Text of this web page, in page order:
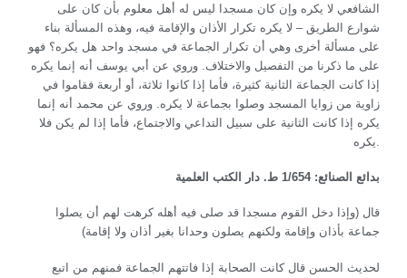
الشافعي لا يكره وإن كان مسجدا ليس له أهل معلوم بأن كان على
شوارع الطريق – لا يكره تكرار الأذان والإقامة فيه، وهذه المسألة بناء
على مسألة أخرى وهي أن تكرار الجماعة في مسجد واحد هل يكره؟ فهو
على ما ذكرنا من التفصيل والاختلاف. وروي عن أبي يوسف أنه إنما يكره
إذا كانت الجماعة الثانية كثيرة، فأما إذا كانوا ثلاثة، أو أربعة فقاموا في
زاوية من زوايا المسجد وصلوا بجماعة لا يكره. وروي عن محمد أنه إنما
يكره إذا كانت الثانية على سبيل التداعي والاجتماع، فأما إذا لم يكن فلا
بدائع الصنائع: 1/654 ط. دار الكتب العلمية
قال (وإذا دخل القوم مسجدا قد صلى فيه أهله كرهت لهم أن يصلوا
جماعة بأذان وإقامة ولكنهم يصلون وحدانا بغير أذان ولا إقامة)
لحديث الحسن قال كانت الصحابة إذا فاتتهم الجماعة فمنهم من اتبع